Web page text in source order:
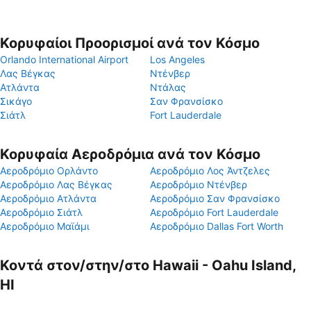
Κορυφαίοι Προορισμοί ανά τον Κόσμο
Orlando International Airport
Los Angeles
Λας Βέγκας
Ντένβερ
Ατλάντα
Ντάλας
Σικάγο
Σαν Φρανσίσκο
Σιάτλ
Fort Lauderdale
Κορυφαία Αεροδρόμια ανά τον Κόσμο
Αεροδρόμιο Ορλάντο
Αεροδρόμιο Λος Άντζελες
Αεροδρόμιο Λας Βέγκας
Αεροδρόμιο Ντένβερ
Αεροδρόμιο Ατλάντα
Αεροδρόμιο Σαν Φρανσίσκο
Αεροδρόμιο Σιάτλ
Αεροδρόμιο Fort Lauderdale
Αεροδρόμιο Μαϊάμι
Αεροδρόμιο Dallas Fort Worth
Κοντά στον/στην/στο Hawaii - Oahu Island,
HI